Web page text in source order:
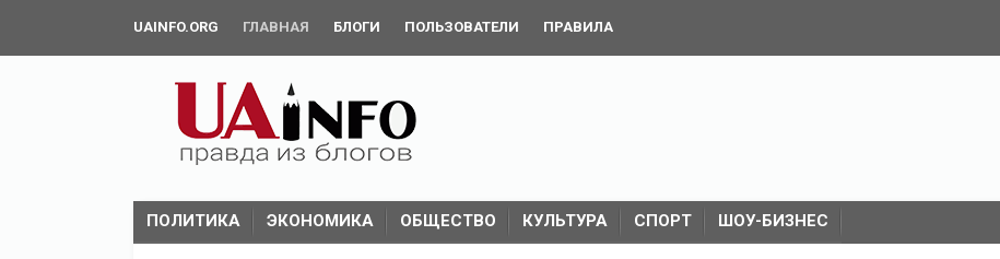
UAINFO.ORG ГЛАВНАЯ БЛОГИ ПОЛЬЗОВАТЕЛИ ПРАВИЛА
ПОЛИТИКА ЭКОНОМИКА ОБЩЕСТВО КУЛЬТУРА СПОРТ ШОУ-БИЗНЕС